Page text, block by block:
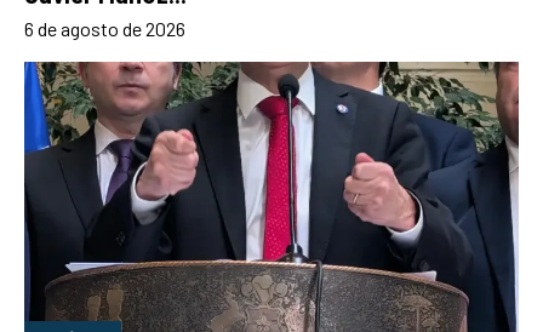
6 de agosto de 2026